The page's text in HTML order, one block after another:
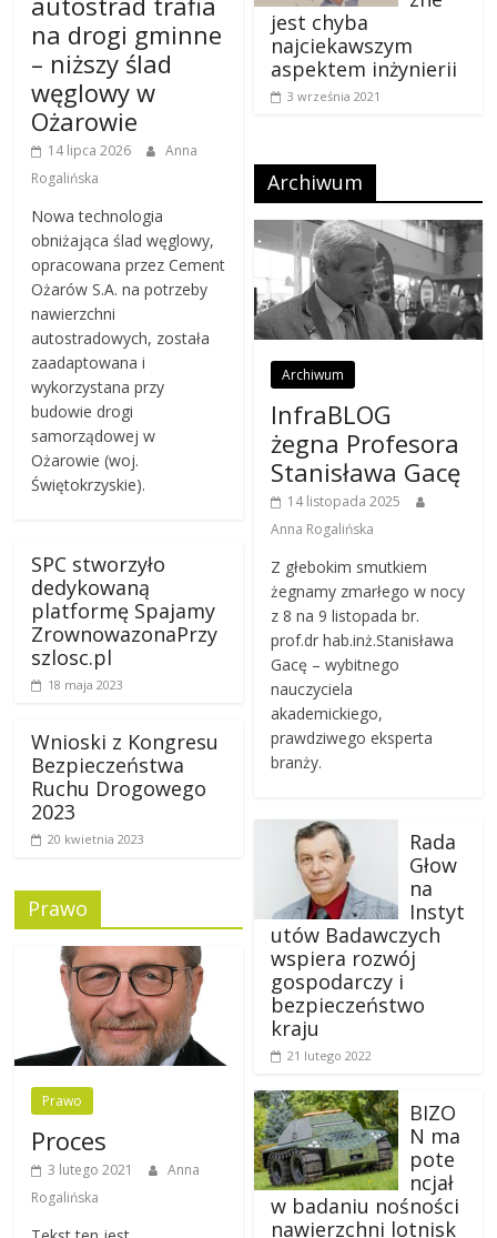
na drogi gminne
– niższy ślad
węglowy w
Ożarowie
14 lipca 2026
Anna
Rogalińska
Nowa technologia
obniżająca ślad węglowy,
opracowana przez Cement
Ożarów S.A. na potrzeby
nawierzchni
autostradowych, została
zaadaptowana i
wykorzystana przy
budowie drogi
samorządowej w
Ożarowie (woj.
Świętokrzyskie).
SPC stworzyło
dedykowaną
platformę Spajamy
ZrownowazonaPrzy
szlosc.pl
18 maja 2023
Wnioski z Kongresu
Bezpieczeństwa
Ruchu Drogowego
2023
20 kwietnia 2023
Prawo
Prawo
Proces
3 lutego 2021
Anna
Rogalińska
jest chyba
najciekawszym
aspektem inżynierii
3 września 2021
Archiwum
Archiwum
InfraBLOG
żegna Profesora
Stanisława Gacę
14 listopada 2025
Anna Rogalińska
Z głebokim smutkiem
żegnamy zmarłego w nocy
z 8 na 9 listopada br.
prof.dr hab.inż.Stanisława
Gacę – wybitnego
nauczyciela
akademickiego,
prawdziwego eksperta
branży.
Rada
Głow
na
Instyt
utów Badawczych
wspiera rozwój
gospodarczy i
bezpieczeństwo
kraju
21 lutego 2022
BIZO
N ma
pote
ncjał
w badaniu nośności
nawierzchni lotnisk